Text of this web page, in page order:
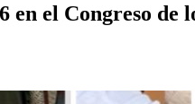
el Congreso de